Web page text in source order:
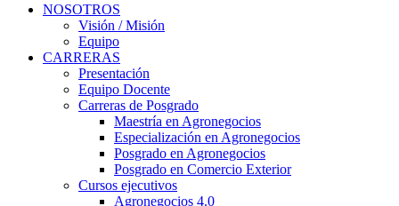
NOSOTROS
Visión / Misión
Equipo
CARRERAS
Presentación
Equipo Docente
Carreras de Posgrado
Maestría en Agronegocios
Especialización en Agronegocios
Posgrado en Agronegocios
Posgrado en Comercio Exterior
Cursos ejecutivos
Agronegocios 4.0